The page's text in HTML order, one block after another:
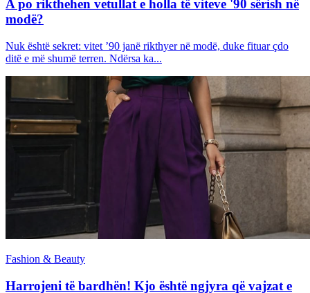
A po rikthehen vetullat e holla të viteve '90 sërish në
modë?
Nuk është sekret: vitet ’90 janë rikthyer në modë, duke fituar çdo
ditë e më shumë terren. Ndërsa ka...
Fashion & Beauty
Harrojeni të bardhën! Kjo është ngjyra që vajzat e